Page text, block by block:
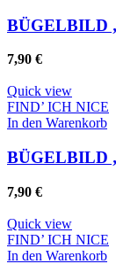
BÜGELBILD
7,90 €
Quick view
FIND’ ICH NICE
In den Warenkorb
BÜGELBILD
7,90 €
Quick view
FIND’ ICH NICE
In den Warenkorb